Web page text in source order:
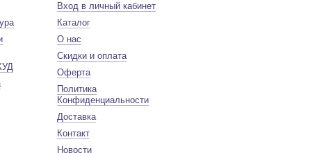
Вход в личный кабинет
Каталог
О нас
Скидки и оплата
Оферта
Политика
Конфиденциальности
Доставка
Контакт
Новости